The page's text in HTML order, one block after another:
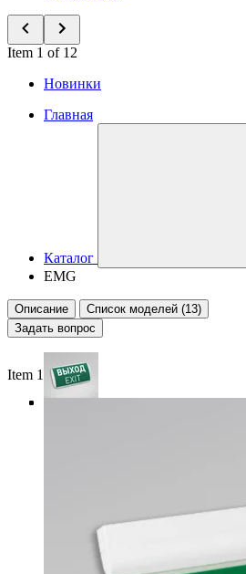
Item 1 of 12
Новинки
Главная
Каталог
EMG
Описание
Список моделей (13)
Задать вопрос
Item 1 of 4